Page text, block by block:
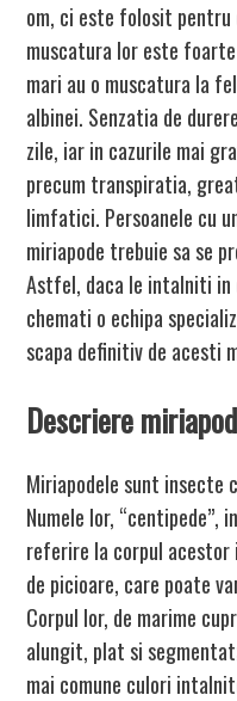
om, ci este folosit pentru
muscatura lor este
mari au o muscatura la
albinei. Senzatia de
zile, iar in cazurile mai
precum transpiratia,
limfatici. Persoanele cu
miriapode trebuie sa se
Astfel, daca le intalniti
chemati o echipa
scapa definitiv de acesti
Descriere
Miriapodele sunt insecte
Numele lor, “centipede”,
referire la corpul acestor
de picioare, care poate
Corpul lor, de marime
alungit, plat si
mai comune culori